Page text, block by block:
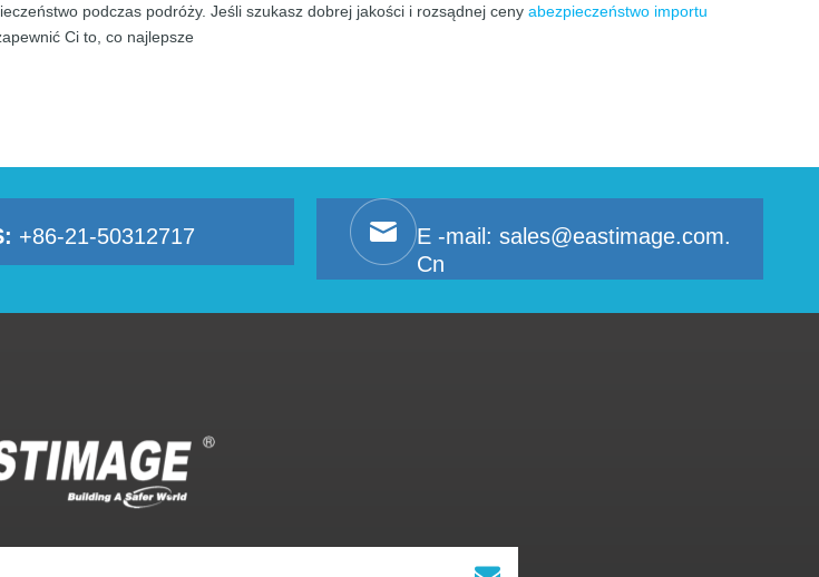
podczas podróży. Jeśli szukasz dobrej jakości i rozsądnej ceny abezpieczeństwo importu
Ci to, co najlepsze
+86-21-50312717 E -mail: sales@eastimage.com.
Cn